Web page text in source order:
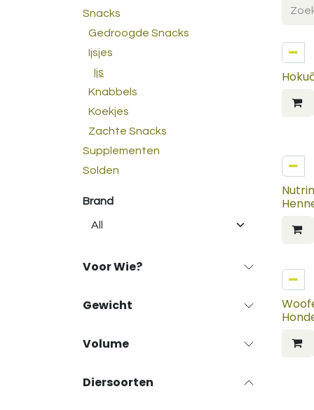
Snacks
Gedroogde Snacks
Ijsjes
Ijs
Knabbels
Koekjes
Zachte Snacks
Supplementen
Solden
Brand
Voor Wie?
Gewicht
Volume
Diersoorten